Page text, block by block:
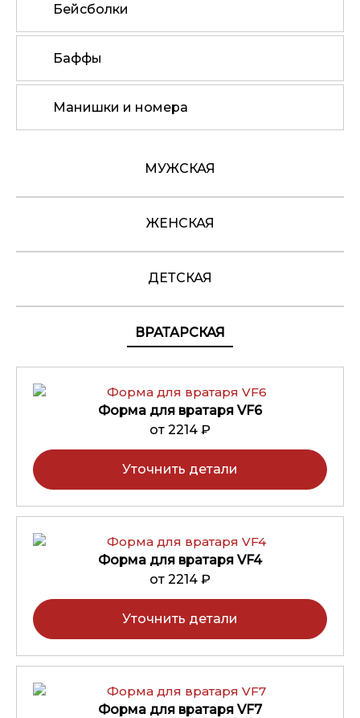
Бейсболки
Баффы
Манишки и номера
МУЖСКАЯ
ЖЕНСКАЯ
ДЕТСКАЯ
ВРАТАРСКАЯ
Форма для вратаря VF6
от 2214 ₽
Уточнить детали
Форма для вратаря VF4
от 2214 ₽
Уточнить детали
Форма для вратаря VF7